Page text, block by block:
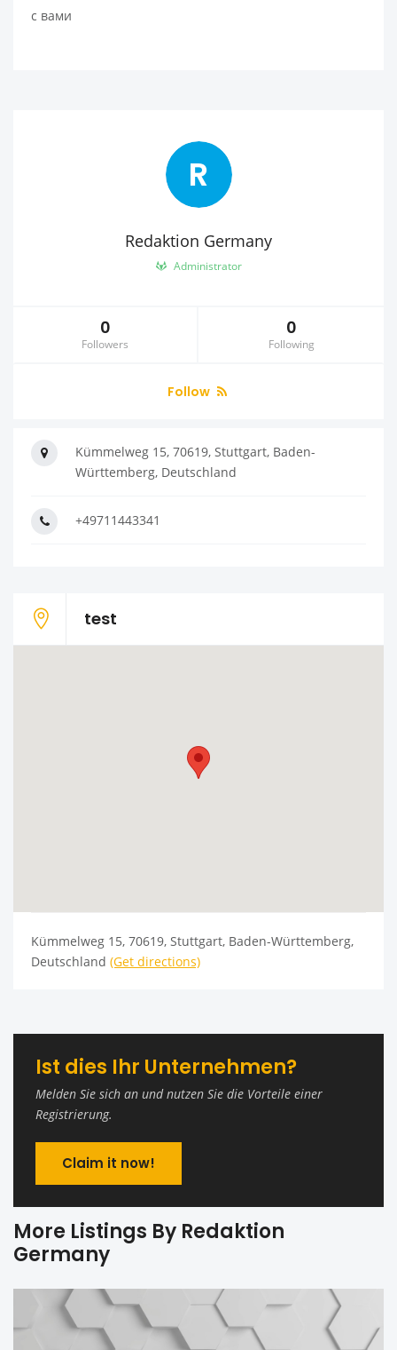
с вами
R
Redaktion Germany
Administrator
0
Followers
0
Following
Follow
Kümmelweg 15, 70619, Stuttgart, Baden-
Württemberg, Deutschland
+49711443341
test
Kümmelweg 15, 70619, Stuttgart, Baden-Württemberg,
Deutschland (Get directions)
Ist dies Ihr Unternehmen?
Melden Sie sich an und nutzen Sie die Vorteile einer
Registrierung.
Claim it now!
More Listings By Redaktion
Germany